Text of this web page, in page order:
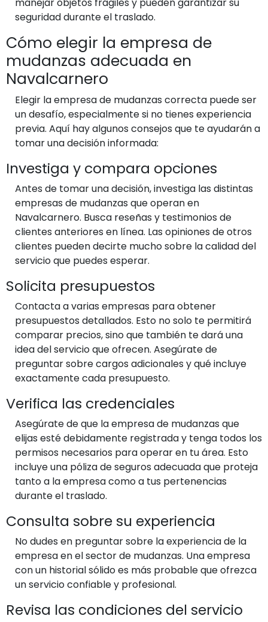
seguridad durante el traslado.
Cómo elegir la empresa de
mudanzas adecuada en
Navalcarnero
Elegir la empresa de mudanzas correcta puede ser
un desafío, especialmente si no tienes experiencia
previa. Aquí hay algunos consejos que te ayudarán a
tomar una decisión informada:
Investiga y compara opciones
Antes de tomar una decisión, investiga las distintas
empresas de mudanzas que operan en
Navalcarnero. Busca reseñas y testimonios de
clientes anteriores en línea. Las opiniones de otros
clientes pueden decirte mucho sobre la calidad del
servicio que puedes esperar.
Solicita presupuestos
Contacta a varias empresas para obtener
presupuestos detallados. Esto no solo te permitirá
comparar precios, sino que también te dará una
idea del servicio que ofrecen. Asegúrate de
preguntar sobre cargos adicionales y qué incluye
exactamente cada presupuesto.
Verifica las credenciales
Asegúrate de que la empresa de mudanzas que
elijas esté debidamente registrada y tenga todos los
permisos necesarios para operar en tu área. Esto
incluye una póliza de seguros adecuada que proteja
tanto a la empresa como a tus pertenencias
durante el traslado.
Consulta sobre su experiencia
No dudes en preguntar sobre la experiencia de la
empresa en el sector de mudanzas. Una empresa
con un historial sólido es más probable que ofrezca
un servicio confiable y profesional.
Revisa las condiciones del servicio